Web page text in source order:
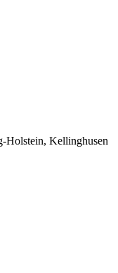
Holstein, Kellinghusen